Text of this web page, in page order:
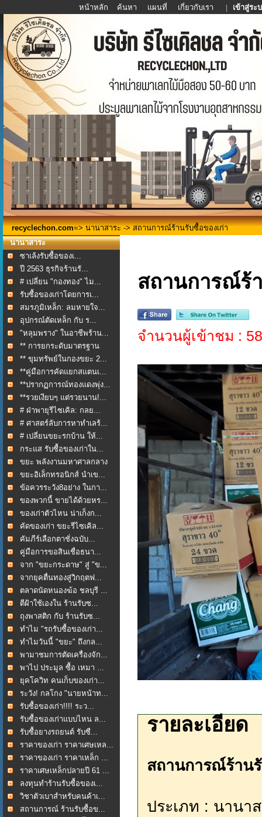
หน้าหลัก ค้นหา แผนที่ เกี่ยวกับเรา | เข้าสู่ระ
recyclechon.com=> นานาสาระ -> สถานการณ์ร้านรับซื้อของเก่า
นานาสาระ
ซาเล้งรับซื้อของเ...
ปี 2563 ธุรกิจร้านรั...
# เปลี่ยน "กองทอง" ไม...
รับซื้อของเก่าโดยการเ...
สมรภูมิเหล็ก: ลมหายใจ...
อุปกรณ์ตัดเหล็ก กับ ร...
"หลุมพราง" ในอาชีพร้าน...
** การยกระดับมาตรฐาน
กา...
** ขุมทรัพย์ในกองขยะ 2...
**คู่มือการคัดแยกสแตนเ...
**ปรากฏการณ์ทองแดงพุ่ง...
**รวยเงียบๆ แต่รวยนาน!...
# ฝ่าพายุรีไซเคิล: กลย...
# ศาสตร์ลับการหาทำเลร้...
# เปลี่ยนขยะรกบ้าน ให้...
กระแส รับซื้อของเก่าใน...
ขยะ พลังงานมหาศาลกลาง
ใ...
ขยะอิเล็กทรอนิกส์ นำเข...
ข้อควรระวัง8อย่าง ในกา...
ของพวกนี้ ขายได้ด้วยหร...
ของเก่าตัวไหน น่าเก็งก...
คัดของเก่า ขยะรีไซเคิล...
คัมภีร์เลือกตาชั่งฉบับ...
คู่มือการขอสินเชื่อธนา...
จาก "ขยะกระดาษ" สู่ "ข...
จากยุคตื่นทองสู่วิกฤตฟ...
ตลาดนัดหนองฆ้อ ชลบุรี ...
ตีฝ้าใช้เองใน ร้านรับซ...
ถุงพาสติก กับ ร้านรับซ...
ทำไม "รถรับซื้อของเก่า...
ทำไมวันนี้ "ขยะ" ถึงกล...
พามาชมการตัดเครื่องจัก...
พาไป ประมูล ซื้อ เหมา ...
ยุคโควิท คนเก็บของเก่า...
ระวัง! กลโกง "นายหน้าท...
รับซื้อของเก่า!!!! ระว...
รับซื้อของเก่าแบบไหน ล...
รับซื้อยางรถยนต์ รับซื...
ราคาของเก่า ราคาเศษเหล...
ราคาของเก่า ราคาเหล็ก ...
ราคาเศษเหล็กปลายปี 61 ...
ลงทุนทำร้านรับซื้อของเ...
วิชาตัวเบาสำหรับคนค้าเ...
สถานการณ์ ร้านรับซื้อข...
สถานการณ์ร้
จำนวนผู้เข้าชม :
รายละเอียด
สถานการณ์ร้าน
ประเภท : นานา